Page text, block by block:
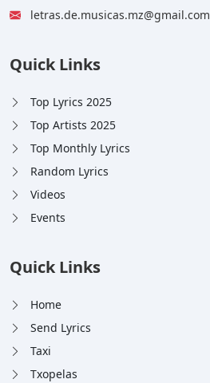
letras.de.musicas.mz@gmail.com
Quick Links
Top Lyrics 2025
Top Artists 2025
Top Monthly Lyrics
Random Lyrics
Videos
Events
Quick Links
Home
Send Lyrics
Taxi
Txopelas